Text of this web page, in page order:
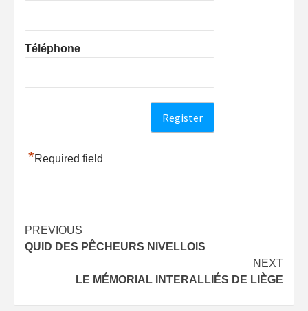
Téléphone
*Required field
Post
navigation
PREVIOUS
QUID DES PÊCHEURS NIVELLOIS
NEXT
LE MÉMORIAL INTERALLIÉS DE LIÈGE